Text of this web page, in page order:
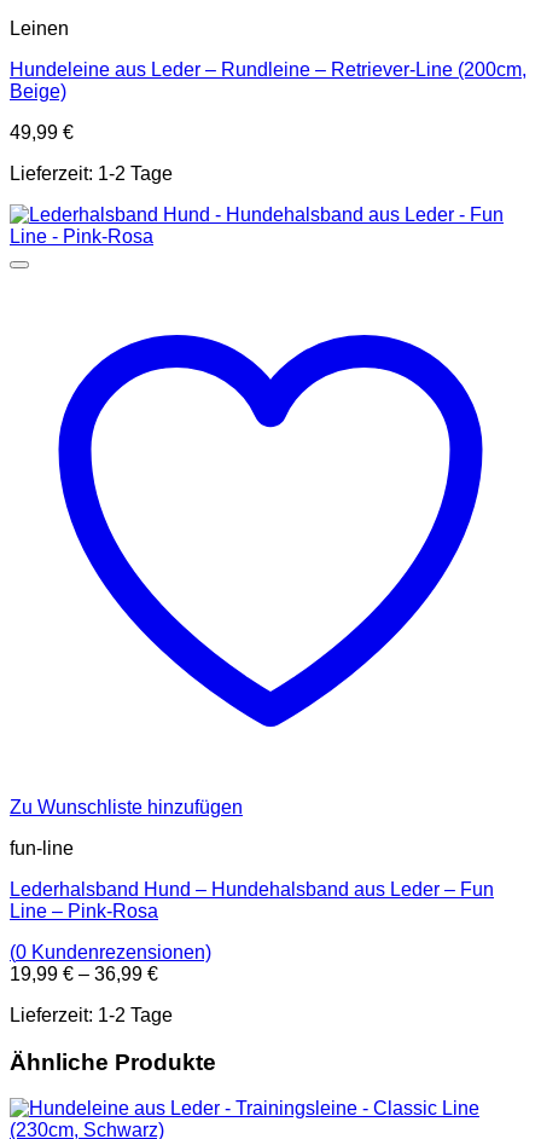
Leinen
Hundeleine aus Leder – Rundleine – Retriever-Line (200cm,
Beige)
49,99 €
Lieferzeit: 1-2 Tage
Zu Wunschliste hinzufügen
fun-line
Lederhalsband Hund – Hundehalsband aus Leder – Fun
Line – Pink-Rosa
(0 Kundenrezensionen)
19,99 € – 36,99 €
Produkt
mehrere
auf.
Die
Lieferzeit: 1-2 Tage
Ähnliche Produkte